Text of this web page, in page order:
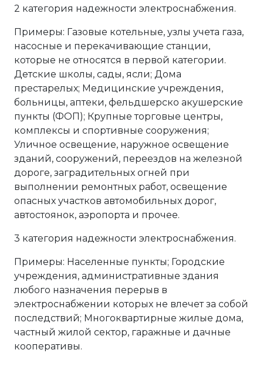
2 категория надежности электроснабжения.
Примеры: Газовые котельные, узлы учета газа,
насосные и перекачивающие станции,
которые не относятся в первой категории.
Детские школы, сады, ясли; Дома
престарелых; Медицинские учреждения,
больницы, аптеки, фельдшерско акушерские
пункты (ФОП); Крупные торговые центры,
комплексы и спортивные сооружения;
Уличное освещение, наружное освещение
зданий, сооружений, переездов на железной
дороге, заградительных огней при
выполнении ремонтных работ, освещение
опасных участков автомобильных дорог,
автостоянок, аэропорта и прочее.
3 категория надежности электроснабжения.
Примеры: Населенные пункты; Городские
учреждения, административные здания
любого назначения перерыв в
электроснабжении которых не влечет за собой
последствий; Многоквартирные жилые дома,
частный жилой сектор, гаражные и дачные
кооперативы.